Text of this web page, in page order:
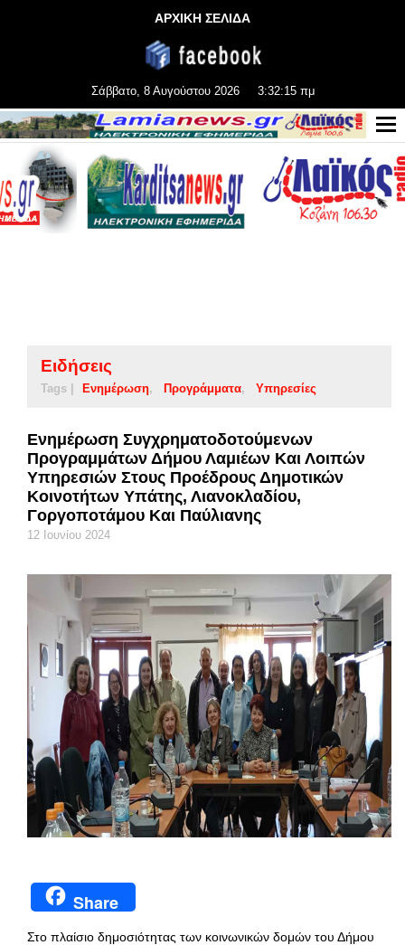
ΑΡΧΙΚΗ ΣΕΛΙΔΑ
Σάββατο, 8 Αυγούστου 2026 3:32:16 πμ
Ειδήσεις
Tags | Ενημέρωση Προγράμματα Υπηρεσίες
Ενημέρωση Συγχρηματοδοτούμενων
Προγραμμάτων Δήμου Λαμιέων Και Λοιπών
Υπηρεσιών Στους Προέδρους Δημοτικών
Κοινοτήτων Υπάτης, Λιανοκλαδίου,
Γοργοποτάμου Και Παύλιανης
12 Ιουνίου 2024
Share
Στο πλαίσιο δημοσιότητας των κοινωνικών δομών του Δήμου